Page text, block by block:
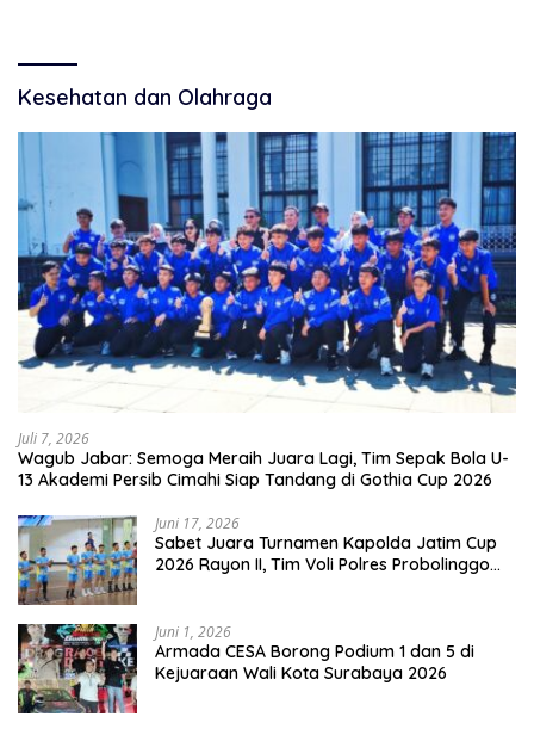
Kesehatan dan Olahraga
Juli 7, 2026
Wagub Jabar: Semoga Meraih Juara Lagi, Tim Sepak Bola U-
13 Akademi Persib Cimahi Siap Tandang di Gothia Cup 2026
Juni 17, 2026
Sabet Juara Turnamen Kapolda Jatim Cup
2026 Rayon II, Tim Voli Polres Probolinggo
Juni 1, 2026
Armada CESA Borong Podium 1 dan 5 di
Kejuaraan Wali Kota Surabaya 2026